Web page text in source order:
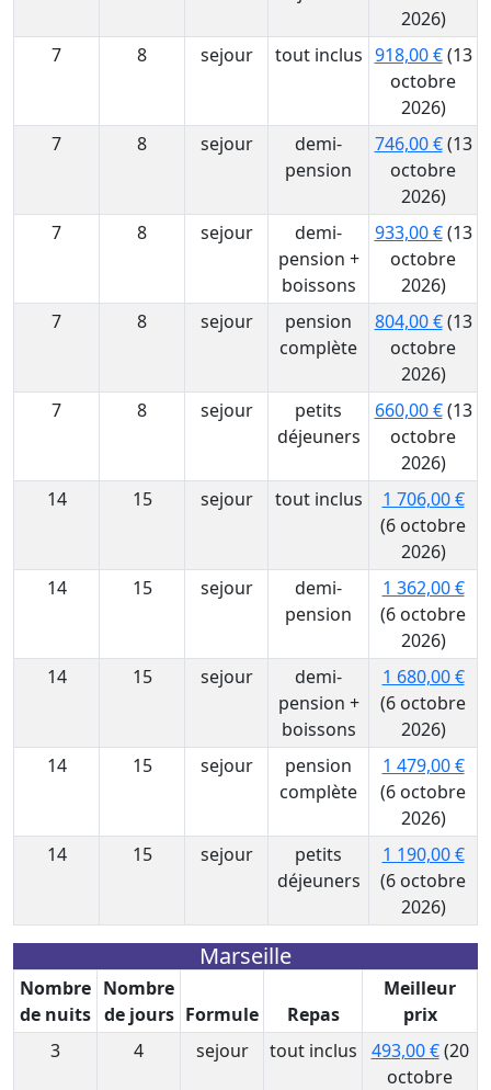
2026)
7
8 sejour tout inclus 918,00 €(13
octobre
2026)
7
8 sejour
demi-
pension
746,00 €(13
octobre
2026)
7
8 sejour
demi-
pension +
boissons
933,00 €(13
octobre
2026)
7
8 sejour
pension
complète
804,00 €(13
octobre
2026)
7
8 sejour
petits
déjeuners
660,00 €(13
octobre
2026)
14
15 sejour tout inclus
1 706,00 €
(6 octobre
2026)
14
15 sejour
demi-
pension
1 362,00 €
(6 octobre
2026)
14
15 sejour
demi-
pension +
boissons
1 680,00 €
(6 octobre
2026)
14
15 sejour
pension
complète
1 479,00 €
(6 octobre
2026)
14
15 sejour
petits
déjeuners
1 190,00 €
(6 octobre
2026)
Marseille
Nombre
de nuits
Nombre
de jours Formule Repas
Meilleur
prix
3
4 sejour tout inclus 493,00 €(20
octobre